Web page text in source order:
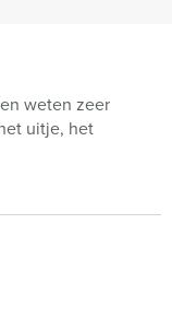
weten zeer
uitje, het